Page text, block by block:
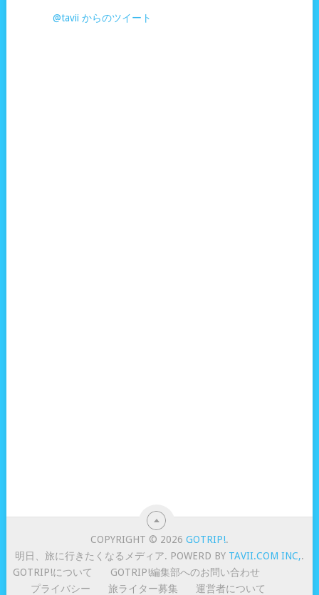
@tavii からのツイート
COPYRIGHT © 2026GOTRIP!.
明日、旅に行きたくなるメディア. POWERD BY TAVII.COM INC,.
GOTRIP!について
GOTRIP!編集部へのお問い合わせ
プライバシー
旅ライター募集 運営者について